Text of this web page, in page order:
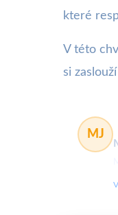
které
V této
si
MJ